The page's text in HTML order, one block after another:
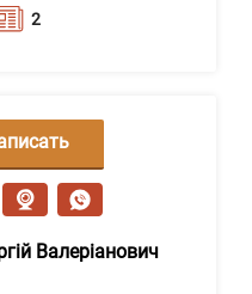
2
Валеріанович